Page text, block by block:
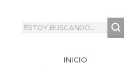
INICIO